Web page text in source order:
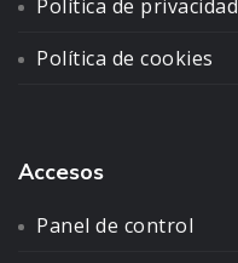
Política de privacidad
Política de cookies
Accesos
Panel de control